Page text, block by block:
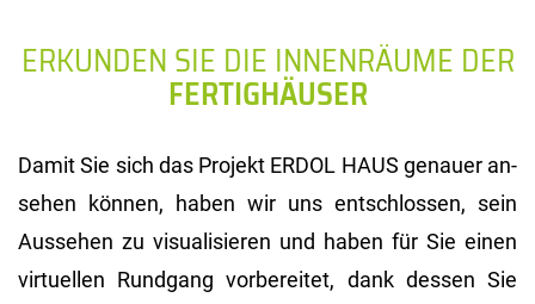
ERKUNDEN SIE DIE INNENRÄUME DER
FERTIGHÄUSER
Damit Sie sich das Pro­jekt ERDOL HAUS ge­nau­er an­
se­hen kön­nen, haben wir uns ent­schlos­sen, sein
Aus­se­hen zu vi­sua­li­sie­ren und haben für Sie einen
vir­tu­el­len Rund­gang vor­be­rei­tet, dank des­sen Sie